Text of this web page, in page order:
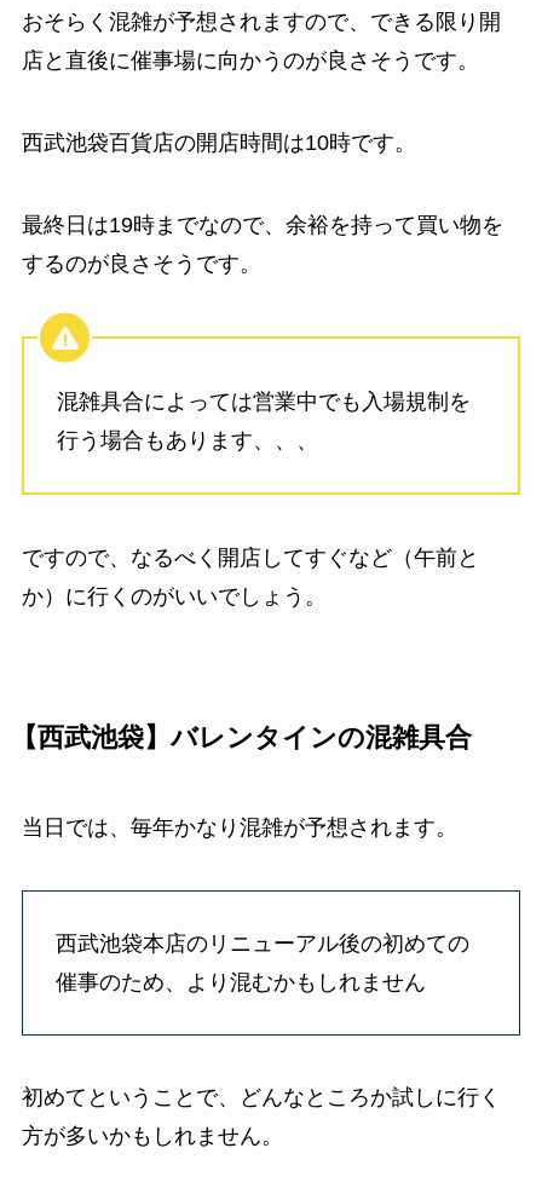
おそらく混雑が予想されますので、できる限り開
店と直後に催事場に向かうのが良さそうです。
西武池袋百貨店の開店時間は10時です。
最終日は19時までなので、余裕を持って買い物を
するのが良さそうです。
混雑具合によっては営業中でも入場規制を
行う場合もあります、、、
ですので、なるべく開店してすぐなど（午前と
か）に行くのがいいでしょう。
【西武池袋】バレンタインの混雑具合
当日では、毎年かなり混雑が予想されます。
西武池袋本店のリニューアル後の初めての
催事のため、より混むかもしれません
初めてということで、どんなところか試しに行く
方が多いかもしれません。